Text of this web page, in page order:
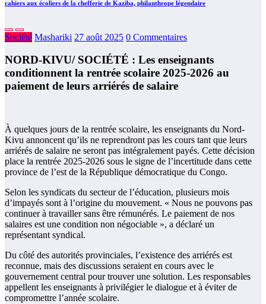
cahiers aux écoliers de la chefferie de Kaziba, philanthrope légendaire
Société Mashariki 27 août 2025 0 Commentaires
NORD-KIVU/ SOCIÉTÉ : Les enseignants
conditionnent la rentrée scolaire 2025-2026 au
paiement de leurs arriérés de salaire
À quelques jours de la rentrée scolaire, les enseignants du Nord-
Kivu annoncent qu’ils ne reprendront pas les cours tant que leurs
arriérés de salaire ne seront pas intégralement payés. Cette décision
place la rentrée 2025-2026 sous le signe de l’incertitude dans cette
province de l’est de la République démocratique du Congo.
Selon les syndicats du secteur de l’éducation, plusieurs mois
d’impayés sont à l’origine du mouvement. « Nous ne pouvons pas
continuer à travailler sans être rémunérés. Le paiement de nos
salaires est une condition non négociable », a déclaré un
représentant syndical.
Du côté des autorités provinciales, l’existence des arriérés est
reconnue, mais des discussions seraient en cours avec le
gouvernement central pour trouver une solution. Les responsables
appellent les enseignants à privilégier le dialogue et à éviter de
compromettre l’année scolaire.